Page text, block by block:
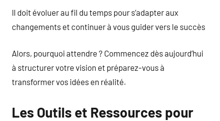
Il doit évoluer au fil du temps pour s’adapter aux
changements et continuer à vous guider vers le succès
Alors, pourquoi attendre ? Commencez dès aujourd’hui
à structurer votre vision et préparez-vous à
transformer vos idées en réalité.
Les Outils et Ressources pour